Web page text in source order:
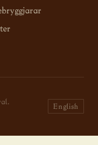
English